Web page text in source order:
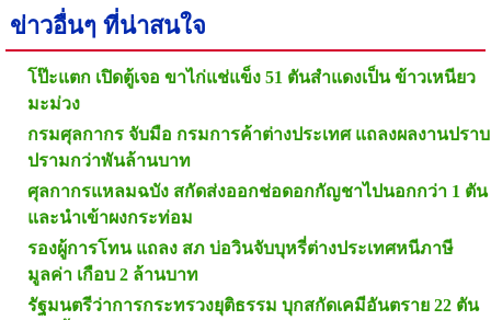
ข่าวอื่นๆ ที่น่าสนใจ
โป๊ะแตก เปิดตู้เจอ ขาไก่แช่แข็ง 51 ตันสำแดงเป็น ข้าวเหนียว
มะม่วง
กรมศุลกากร จับมือ กรมการค้าต่างประเทศ แถลงผลงานปราบ
ปรามกว่าพันล้านบาท
ศุลกากรแหลมฉบัง สกัดส่งออกช่อดอกกัญชาไปนอกกว่า 1 ตัน
และนำเข้าผงกระท่อม
รองผู้การโทน แถลง สภ บ่อวินจับบุหรี่ต่างประเทศหนีภาษี
มูลค่า เกือบ 2 ล้านบาท
รัฐมนตรีว่าการกระทรวงยุติธรรม บุกสกัดเคมีอันตราย 22 ตัน